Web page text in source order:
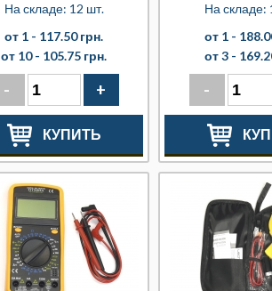
На складе: 12 шт.
от 1 - 117.50 грн.
от 10 - 105.75 грн.
- +
КУПИТЬ
На складе:
от 1 -
от 3 -
-